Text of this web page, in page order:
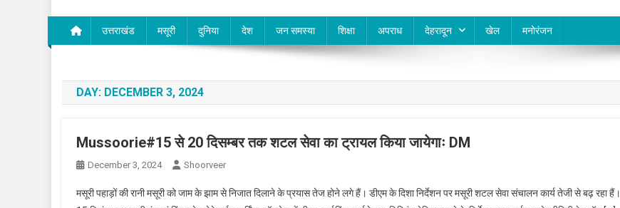
उत्तराखंड मसूरी दुनिया देश जन समस्या शिक्षा अपराध देहरादून खेल मनोरंजन
DAY: DECEMBER 3, 2024
Mussoorie#15 से 20 दिसम्बर तक शटल सेवा का ट्रायल किया जायेगाः DM
December 3, 2024 Shoorveer
मसूरी पहाड़ों की रानी मसूरी को जाम के झाम से निजात दिलाने के प्रयास तेज होने लगे हैं। डीएम के दिशा निर्देशन पर मसूरी शटल सेवा संचालन कार्य तेजी से बढ़ रहा हैं।